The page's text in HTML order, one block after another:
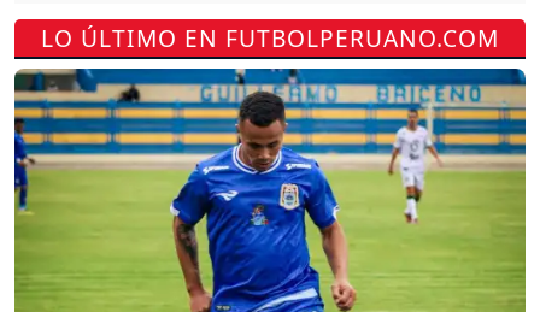
LO ÚLTIMO EN FUTBOLPERUANO.COM